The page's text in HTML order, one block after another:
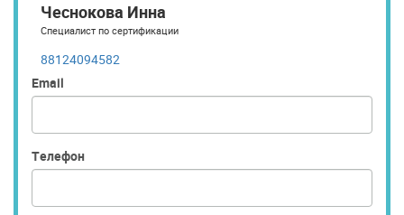
Чеснокова Инна
Специалист по сертификации
88124094582
Email
Телефон